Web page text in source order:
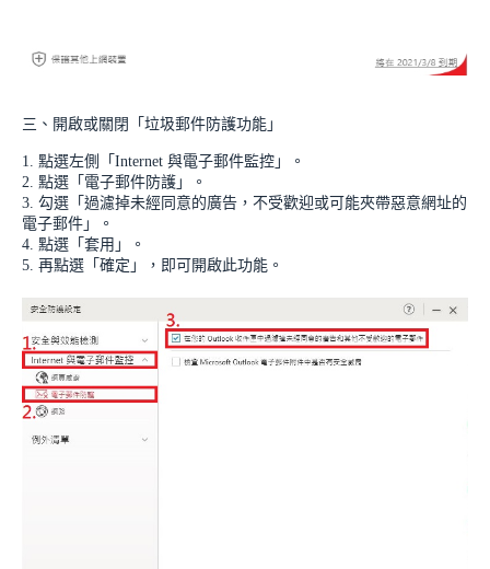
三、開啟或關閉「垃圾郵件防護功能」
1. 點選左側「Internet 與電子郵件監控」。
2. 點選「電子郵件防護」。
3. 勾選「過濾掉未經同意的廣告，不受歡迎或可能夾帶惡意網址的
電子郵件」。
4. 點選「套用」。
5. 再點選「確定」，即可開啟此功能。